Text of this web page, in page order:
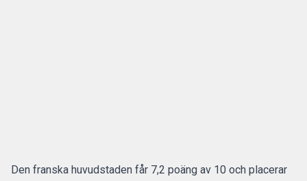
Den franska huvudstaden får 7,2 poäng av 10 och placerar